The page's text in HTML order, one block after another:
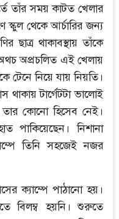
তাঁর সময় কাটত খেলার
স্কুল থেকে আর্চারির জন্য
ছাত্র থাকাবস্থায় তাঁকে
অথচ অপ্রচলিত এই খেলায়
টেনে নিয়ে যায় নিয়তি।
টার্গেটটা ভালোই
কোনো হিসেব নেই।
পাকিয়েছেন। নিশানা
তিনি সহজেই নজর
ক্যাম্পে পাঠানো হয়।
বিলম্ব হয়নি। শুরুতে